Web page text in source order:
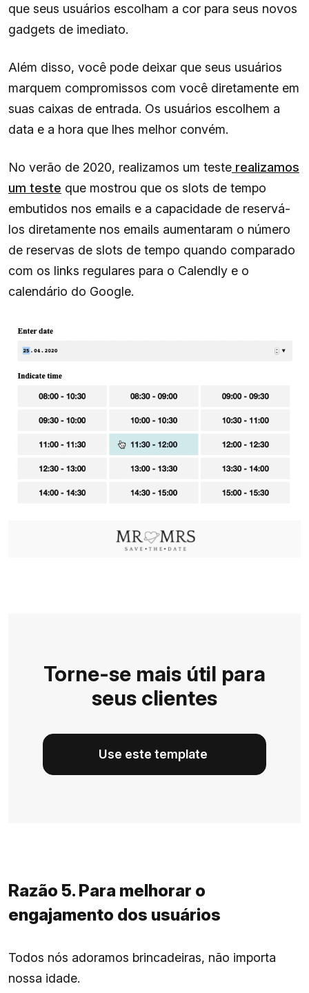
que seus usuários escolham a cor para seus novos
gadgets de imediato.
Além disso, você pode deixar que seus usuários
marquem compromissos com você diretamente em
suas caixas de entrada. Os usuários escolhem a
data e a hora que lhes melhor convém.
No verão de 2020, realizamos um teste realizamos
um teste que mostrou que os slots de tempo
embutidos nos emails e a capacidade de reservá-
los diretamente nos emails aumentaram o número
de reservas de slots de tempo quando comparado
com os links regulares para o Calendly e o
calendário do Google.
Torne-se mais útil para
seus clientes
Use este template
Razão 5. Para melhorar o
engajamento dos usuários
Todos nós adoramos brincadeiras, não importa
nossa idade.